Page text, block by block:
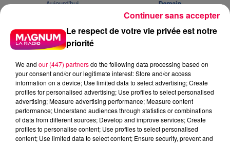
Le respect de votre vie privée est notre
priorité
We and our (447) partnersdo the following data processing based on
your consent and/or our legitimate interest: Store and/or access
information on a device; Use limited data to select advertising; Create
profiles for personalised advertising; Use profiles to select personalised
advertising; Measure advertising performance; Measure content
performance; Understand audiences through statistics or combinations
of data from different sources; Develop and improve services; Create
profiles to personalise content; Use profiles to select personalised
content; Use limited data to select content; Ensure security, prevent and
Continuer sans accepter